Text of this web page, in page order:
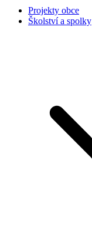
Projekty obce
Školství a spolky